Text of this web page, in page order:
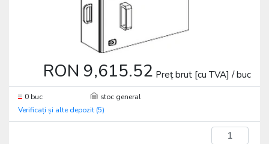
RON 9,615.52 Preț brut [cu TVA] / buc
0 buc
stoc general
Verificați și alte depozit (5)